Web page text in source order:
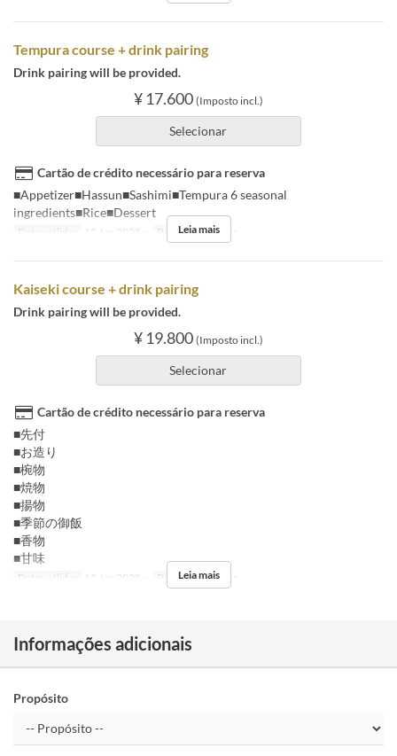
Tempura course + drink pairing
Drink pairing will be provided.
¥ 17.600 (Imposto incl.)
Selecionar
Cartão de crédito necessário para reserva
■Appetizer■Hassun■Sashimi■Tempura 6 seasonal
ingredients■Rice■Dessert
Datas válidas 15 Jan 2025 ~ Refeições Jantar
Leia mais
Kaiseki course + drink pairing
Drink pairing will be provided.
¥ 19.800 (Imposto incl.)
Selecionar
Cartão de crédito necessário para reserva
■先付
■お造り
■椀物
■焼物
■揚物
■季節の御飯
■香物
■甘味
Datas válidas 15 Jan 2025 ~ Refeições Jantar
Leia mais
Informações adicionais
Propósito